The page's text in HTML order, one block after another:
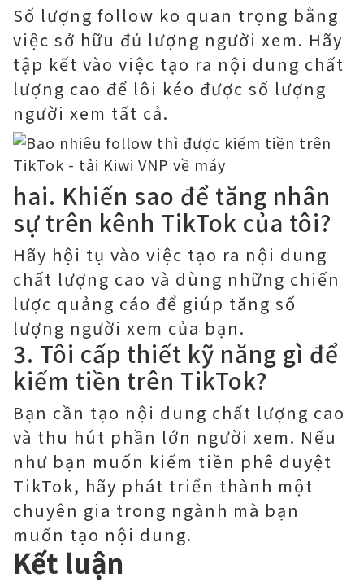
Số lượng follow ko quan trọng bằng
việc sở hữu đủ lượng người xem. Hãy
tập kết vào việc tạo ra nội dung chất
lượng cao để lôi kéo được số lượng
người xem tất cả.
hai. Khiến sao để tăng nhân
sự trên kênh TikTok của tôi?
Hãy hội tụ vào việc tạo ra nội dung
chất lượng cao và dùng những chiến
lược quảng cáo để giúp tăng số
lượng người xem của bạn.
3. Tôi cấp thiết kỹ năng gì để
kiếm tiền trên TikTok?
Bạn cần tạo nội dung chất lượng cao
và thu hút phần lớn người xem. Nếu
như bạn muốn kiếm tiền phê duyệt
TikTok, hãy phát triển thành một
chuyên gia trong ngành mà bạn
muốn tạo nội dung.
Kết luận